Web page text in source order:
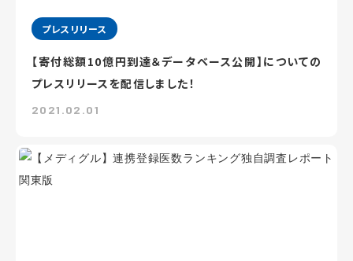
プレスリリース
【寄付総額10億円到達＆データベース公開】についての
プレスリリースを配信しました！
2021.02.01